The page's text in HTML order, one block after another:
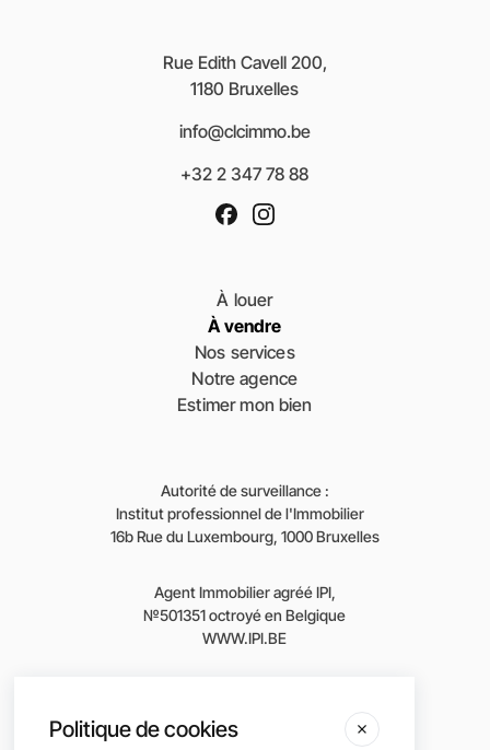
À louer
À vendre
Nos services
Notre agence
Estimer mon bien
Rue Edith Cavell 200,
1180 Bruxelles
info@clcimmo.be
+32 2 347 78 88
Autorité de surveillance :
Institut professionnel de l'Immobilier
16b Rue du Luxembourg, 1000 Bruxelles
Agent Immobilier agréé IPI,
№501351 octroyé en Belgique
WWW.IPI.BE
l'approbation du code de déontologie de l'institut
professionnel des agents immobiliers.
Politique de cookies